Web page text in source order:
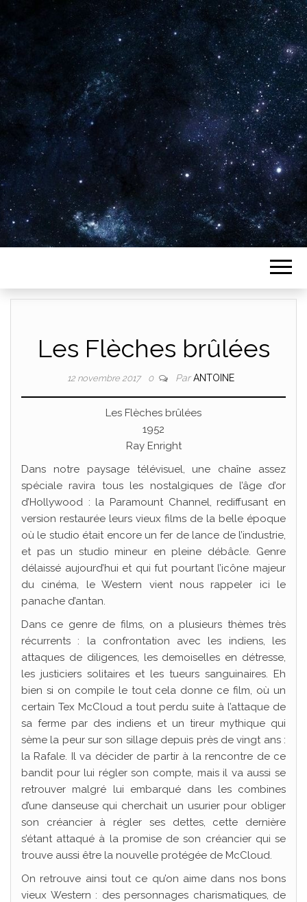
Plus de 2800 critiques de films
Les Flèches brûlées
12 novembre 2017 0 ParANTOINE
Les Flèches brûlées
1952
Ray Enright
Dans notre paysage télévisuel, une chaîne assez
spéciale ravira tous les nostalgiques de l’âge d’or
d’Hollywood : la Paramount Channel, rediffusant en
version restaurée leurs vieux films de la belle époque
où le studio était encore un fer de lance de l’industrie,
et pas un studio mineur en pleine débâcle. Genre
délaissé aujourd’hui et qui fut pourtant l’icône majeur
du cinéma, le Western vient nous rappeler ici le
panache d’antan.
Dans ce genre de films, on a plusieurs thèmes très
récurrents : la confrontation avec les indiens, les
attaques de diligences, les demoiselles en détresse,
les justiciers solitaires et les tueurs sanguinaires. Eh
bien si on compile le tout cela donne ce film, où un
certain Tex McCloud a tout perdu suite à l’attaque de
sa ferme par des indiens et un tireur mythique qui
sème la peur sur son sillage depuis près de vingt ans :
la Rafale. Il va décider de partir à la rencontre de ce
bandit pour lui régler son compte, mais il va aussi se
retrouver malgré lui embarqué dans les combines
d’une danseuse qui cherchait un usurier pour obliger
son créancier à régler ses dettes, cette dernière
s’étant attaqué à la promise de son créancier qui se
trouve aussi être la nouvelle protégée de McCloud.
On retrouve ainsi tout ce qu’on aime dans nos bons
vieux Western : des personnages charismatiques, de